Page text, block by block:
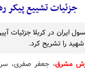
جزئیات تشییع پیکر
ایران در کربلا جزئیات
را تشریح کرد.
مشرق، جعفر صفری،